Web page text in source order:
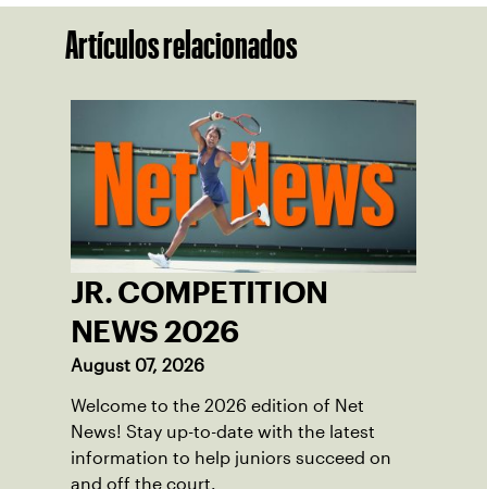
Artículos relacionados
JR. COMPETITION
NEWS 2026
August 07, 2026
Welcome to the 2026 edition of Net
News! Stay up-to-date with the latest
information to help juniors succeed on
and off the court.